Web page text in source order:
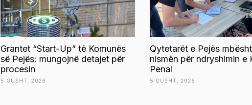
Grantet “Start-Up” të Komunës
së Pejës: mungojnë detajet për
procesin
5 GUSHT, 2026
Qytetarët e Pejës
nismën për ndryshimin e
Penal
5 GUSHT, 2026